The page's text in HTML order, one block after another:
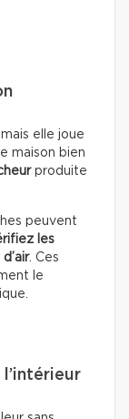
elle joue
maison bien
produite
peuvent
les
. Ces
le